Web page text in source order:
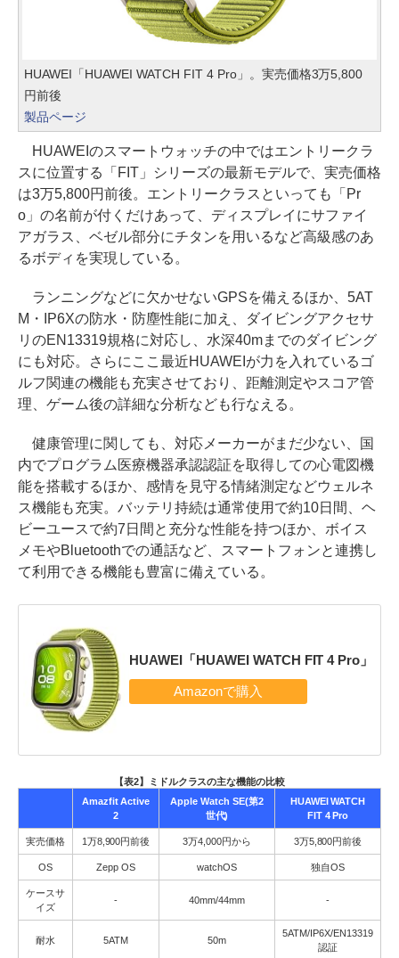
HUAWEI「HUAWEI WATCH FIT 4 Pro」。実売価格3万5,800
円前後
製品ページ
HUAWEIのスマートウォッチの中ではエントリークラ
スに位置する「FIT」シリーズの最新モデルで、実売価格
は3万5,800円前後。エントリークラスといっても「Pr
o」の名前が付くだけあって、ディスプレイにサファイ
アガラス、ベゼル部分にチタンを用いるなど高級感のあ
るボディを実現している。
ランニングなどに欠かせないGPSを備えるほか、5AT
M・IP6Xの防水・防塵性能に加え、ダイビングアクセサ
リのEN13319規格に対応し、水深40mまでのダイビング
にも対応。さらにここ最近HUAWEIが力を入れているゴ
ルフ関連の機能も充実させており、距離測定やスコア管
理、ゲーム後の詳細な分析なども行なえる。
健康管理に関しても、対応メーカーがまだ少ない、国
内でプログラム医療機器承認認証を取得しての心電図機
能を搭載するほか、感情を見守る情緒測定などウェルネ
ス機能も充実。バッテリ持続は通常使用で約10日間、ヘ
ビーユースで約7日間と充分な性能を持つほか、ボイス
メモやBluetoothでの通話など、スマートフォンと連携し
て利用できる機能も豊富に備えている。
HUAWEI「HUAWEI WATCH FIT 4 Pro」
【表2】ミドルクラスの主な機能の比較
Amazfit Active
2
Apple Watch SE(第2
世代)
HUAWEI WATCH
FIT 4 Pro
実売価格 1万8,900円前後 3万4,000円から 3万5,800円前後
OS Zepp OS watchOS 独自OS
ケースサ
イズ
- 40mm/44mm -
耐水 5ATM 50m
5ATM/IP6X/EN13319
認証